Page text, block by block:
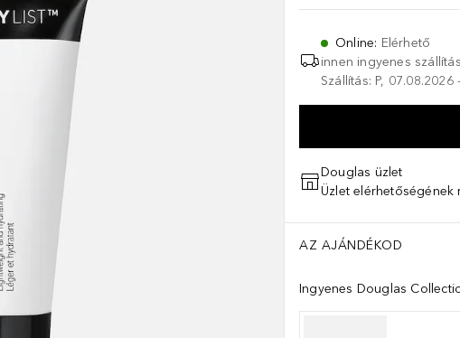
Online: Elérhető
innen ingyenes szállítás
Szállítás: P, 07.08.2026
Douglas üzlet
Üzlet elérhetőségének
AZ AJÁNDÉKOD
Ingyenes Douglas